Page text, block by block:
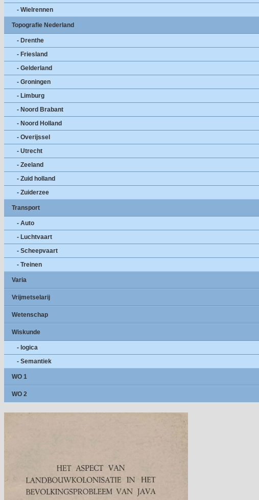
- Wielrennen
Topografie Nederland
- Drenthe
- Friesland
- Gelderland
- Groningen
- Limburg
- Noord Brabant
- Noord Holland
- Overijssel
- Utrecht
- Zeeland
- Zuid holland
- Zuiderzee
Transport
- Auto
- Luchtvaart
- Scheepvaart
- Treinen
Varia
Vrijmetselarij
Wetenschap
Wiskunde
- logica
- Semantiek
WO 1
WO 2